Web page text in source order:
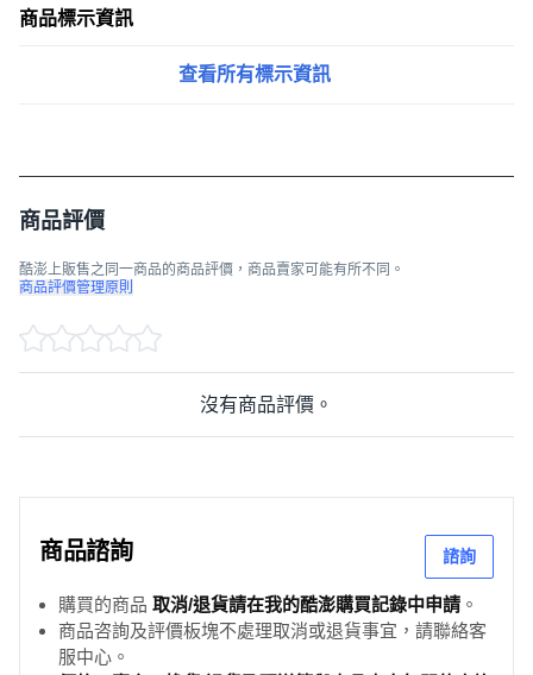
商品標示資訊
查看所有標示資訊
商品評價
酷澎上販售之同一商品的商品評價，商品賣家可能有所不同。
商品評價管理原則
沒有商品評價。
商品諮詢 諮詢
購買的商品 取消/退貨請在我的酷澎購買記錄中申請 。
商品咨詢及評價板塊不處理取消或退貨事宜，請聯絡客
服中心。